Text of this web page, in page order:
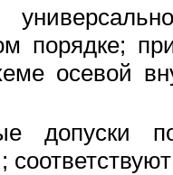
порядке;
осевой